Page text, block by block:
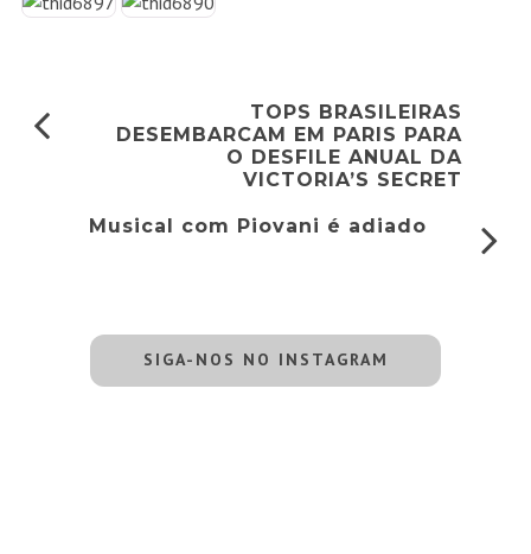
TOPS BRASILEIRAS
DESEMBARCAM EM PARIS PARA
O DESFILE ANUAL DA
VICTORIA’S SECRET
Musical com Piovani é adiado
SIGA-NOS NO INSTAGRAM